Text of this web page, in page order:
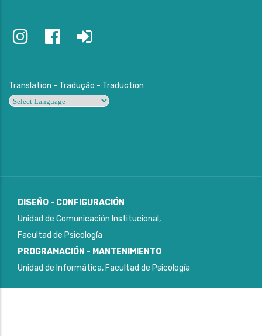
Translation - Tradução - Traduction
DISEÑO - CONFIGURACIÓN
Unidad de Comunicación Institucional,
Facultad de Psicología
PROGRAMACIÓN - MANTENIMIENTO
Unidad de Informática, Facultad de Psicología